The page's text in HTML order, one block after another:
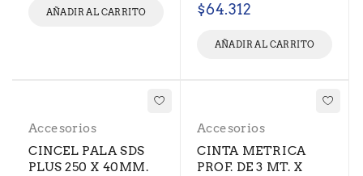
AÑADIR AL CARRITO $64.312
AÑADIR AL CARRITO
Accesorios
CINCEL PALA SDS
PLUS 250 X 40MM.
Accesorios
CINTA METRICA
PROF. DE 3 MT. X